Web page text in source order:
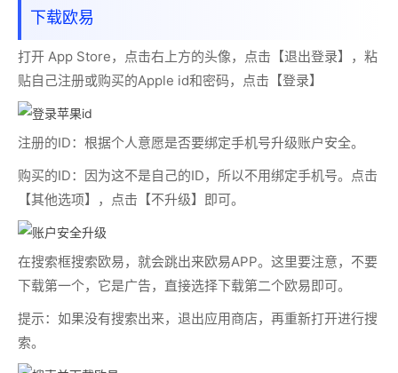
下载欧易
打开 App Store，点击右上方的头像，点击【退出登录】，粘
贴自己注册或购买的Apple id和密码，点击【登录】
注册的ID： 根据个人意愿是否要绑定手机号升级账户安全。
购买的ID： 因为这不是自己的ID，所以不用绑定手机号。点击
【其他选项】，点击【不升级】即可。
在搜索框搜索欧易，就会跳出来欧易APP。这里要注意，不要
下载第一个，它是广告，直接选择下载第二个欧易即可。
提示：如果没有搜索出来，退出应用商店，再重新打开进行搜
索。